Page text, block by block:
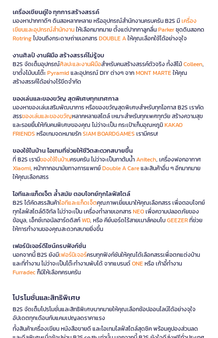
เครื่องเขียนคู่ใจ ทุกการสร้างสรรค์
มองหาปากกาดีๆ ดินสอหลากหลาย หรืออุปกรณ์สำนักงานครบครัน B2S มีเครื่อง
เขียนและอุปกรณ์สำนักงานให้เลือกมากมาย ตั้งแต่ปากกาลูกลื่นParkerชุดดินสอกด
Rotringไปจนถึงกระดาษถ่ายเอกสารDOUBLE Aให้คุณเลือกใช้ได้อย่างจุใจ
งานศิลป์ งานฝีมือ สร้างสรรค์ไม่รู้จบ
B2S จัดเต็มอุปกรณ์ศิลปะและงานฝีมือสำหรับคนสร้างสรรค์ตัวจริง ทั้งสีไม้Colleen,
ขาตั้งไม้บนโต๊ะPyramidและอุปกรณ์ DIY ต่างๆ จากMONT MARTEให้คุณ
สร้างสรรค์ได้อย่างไร้ขีดจำกัด
ของเล่นและของขวัญ สุดพิเศษทุกเทศกาล
มองหาของเล่นเสริมพัฒนาการ หรือของขวัญสุดพิเศษสำหรับทุกโอกาส B2S เราคัด
สรรของเล่นและของขวัญหลากหลายสไตล์ เหมาะสำหรับทุกเพศทุกวัย สร้างความสุข
และรอยยิ้มให้กับคนพิเศษของคุณ ไม่ว่าจะเป็น กระเป๋าเก็บอุณหภูมิKAKAO
FRIENDS หรือเกมจดหมายรักSIAM BOARDGAMES เรามีครบ!
ของใช้ในบ้าน ไอเทมที่ช่วยให้ชีวิตสะดวกสบายขึ้น
ที่ B2S เรามีของใช้ในบ้านครบครัน ไม่ว่าจะเป็นกาต้มน้ำAnitech, เครื่องฟอกอากาศ
Xiaomi, หน้ากากอนามัยทางการแพทย์Double A Careและสินค้าอื่น ๆ อีกมากมาย
ให้คุณเลือกสรร
ไอทีและแก็ดเจ็ต ล้ำสมัย ตอบโจทย์ทุกไลฟ์สไตล์
B2S ได้คัดสรรสินค้าไอทีและแก็ดเจ็ตคุณภาพเยี่ยมมาให้คุณเลือกสรร เพื่อตอบโจทย์
ทุกไลฟ์สไตล์ดิจิทัล ไม่ว่าจะเป็น เครื่องทำลายเอกสารNEOเพื่อความปลอดภัยของ
ข้อมูล, เอ็กซ์เทอนัลฮาร์ดดิสก์WD, หรือ คีย์บอร์ดไร้สายเมาส์คอมโบGEEZERที่ช่วย
ให้การทำงานของคุณสะดวกสบายยิ่งขึ้น
เฟอร์นิเจอร์ดีไซน์ครบฟังก์ชั่น
นอกจากนี้ B2S ยังมีเฟอร์นิเจอร์ครบทุกฟังก์ชันให้คุณได้เลือกสรรเพื่อตกแต่งบ้าน
และที่ทำงาน ไม่ว่าจะเป็นโต๊ะทำงานพับได้ จากแบรนด์ONEหรือ เก้าอี้ทำงาน
Furradecก็มีให้เลือกครบครัน
โปรโมชั่นและสิทธิพิเศษ
B2S จัดเต็มโปรโมชั่นและสิทธิพิเศษมากมายให้คุณเลือกช้อปออนไลน์ได้อย่างจุใจ
อัปเดตทุกเดือนกับแคมเปญลดราคาแรง
ทั้งสินค้าเครื่องเขียน หนังสือขายดี และไอเทมไลฟ์สไตล์สุดชิค พร้อมคูปองส่วนลด